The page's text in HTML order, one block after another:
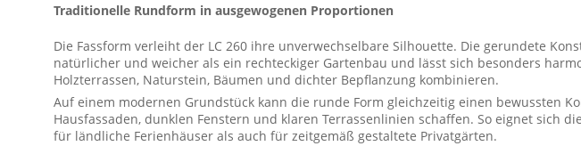
Traditionelle Rundform in ausgewogenen Proportionen
Die Fassform verleiht der LC 260 ihre unverwechselbare Silhouette. Die gerundete
natürlicher und weicher als ein rechteckiger Gartenbau und lässt sich besonders
Holzterrassen, Naturstein, Bäumen und dichter Bepflanzung kombinieren.
Auf einem modernen Grundstück kann die runde Form gleichzeitig einen bewussten
Hausfassaden, dunklen Fenstern und klaren Terrassenlinien schaffen. So eignet sich
für ländliche Ferienhäuser als auch für zeitgemäß gestaltete Privatgärten.